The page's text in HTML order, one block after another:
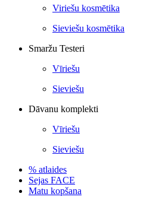
Viriešu kosmētika
Sieviešu kosmētika
Smaržu Testeri
Vīriešu
Sieviešu
Dāvanu komplekti
Vīriešu
Sieviešu
% atlaides
Sejas FACE
Matu kopšana